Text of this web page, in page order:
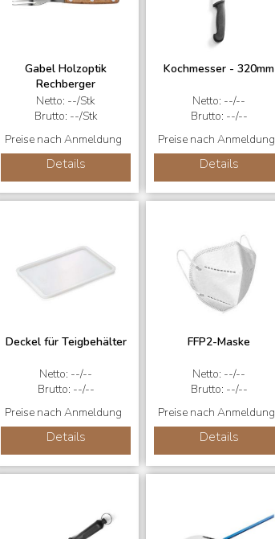
Gabel Holzoptik
Rechberger
Netto: --/Stk
Brutto: --/Stk
Preise nach Anmeldung
Details
Kochmesser - 320mm
Netto: --/--
Brutto: --/--
Preise nach Anmeldung
Details
Deckel für Teigbehälter
Netto: --/--
Brutto: --/--
Preise nach Anmeldung
Details
FFP2-Maske
Netto: --/--
Brutto: --/--
Preise nach Anmeldung
Details